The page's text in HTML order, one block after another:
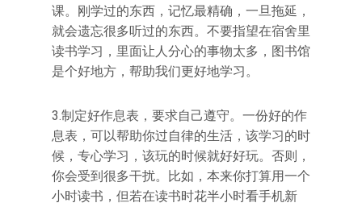
课。刚学过的东西，记忆最精确，一旦拖延，
就会遗忘很多听过的东西。不要指望在宿舍里
读书学习，里面让人分心的事物太多，图书馆
是个好地方，帮助我们更好地学习。
3.制定好作息表，要求自己遵守。一份好的作
息表，可以帮助你过自律的生活，该学习的时
候，专心学习，该玩的时候就好好玩。否则，
你会受到很多干扰。比如，本来你打算用一个
小时读书，但若在读书时花半小时看手机新